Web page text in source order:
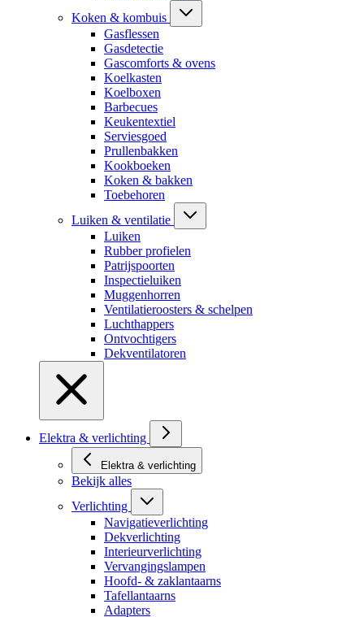
Koken & kombuis
Gasflessen
Gasdetectie
Gascomforts & ovens
Koelkasten
Koelboxen
Barbecues
Keukentextiel
Serviesgoed
Prullenbakken
Kookboeken
Koken & bakken
Toebehoren
Luiken & ventilatie
Luiken
Rubber profielen
Patrijspoorten
Inspectieluiken
Muggenhorren
Ventilatieroosters & schelpen
Luchthappers
Ontvochtigers
Dekventilatoren
Elektra & verlichting
Elektra & verlichting
Bekijk alles
Verlichting
Navigatieverlichting
Dekverlichting
Interieurverlichting
Vervangingslampen
Hoofd- & zaklantaarns
Tafellantaarns
Adapters